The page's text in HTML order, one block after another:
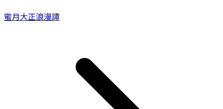
蜜月大正浪漫譚